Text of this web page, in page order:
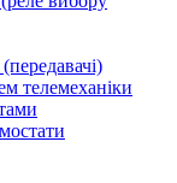
телемеханіки